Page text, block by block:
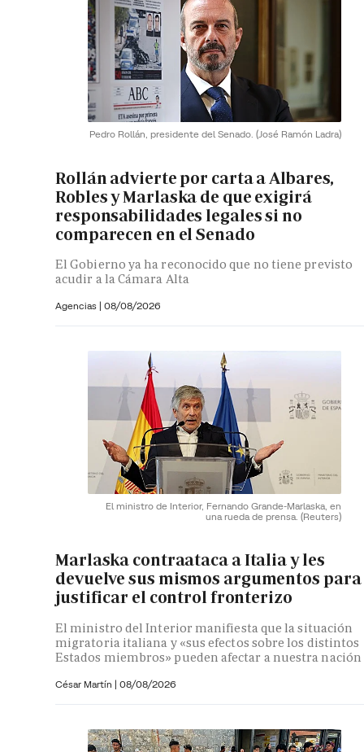
Pedro Rollán, presidente del Senado. (José Ramón Ladra)
Rollán advierte por carta a Albares,
Robles y Marlaska de que exigirá
responsabilidades legales si no
comparecen en el Senado
El Gobierno ya ha reconocido que no tiene previsto
acudir a la Cámara Alta
Agencias | 08/08/2026
El ministro de Interior, Fernando Grande-Marlaska, en
una rueda de prensa. (Reuters)
Marlaska contraataca a Italia y les
devuelve sus mismos argumentos para
justificar el control fronterizo
El ministro del Interior manifiesta que la situación
migratoria italiana y «sus efectos sobre los distintos
Estados miembros» pueden afectar a nuestra nación
César Martín | 08/08/2026